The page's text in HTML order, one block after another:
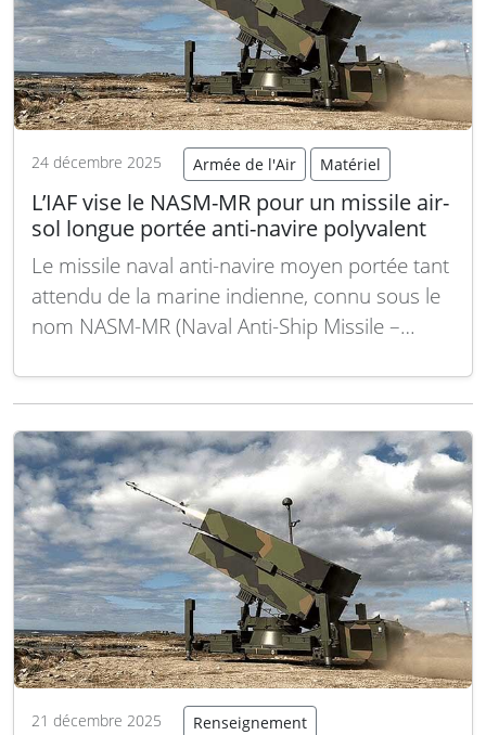
24 décembre 2025 Armée de l'Air Matériel
L’IAF vise le NASM-MR pour un missile air-
sol longue portée anti-navire polyvalent
Le missile naval anti-navire moyen portée tant
attendu de la marine indienne, connu sous le
nom NASM-MR (Naval Anti-Ship Missile –
Anti-Ship Missile), évolue rapidement d’un
navires vers une famille de missiles
polyvalents. Des sources proches du…
Lire la
suite
21 décembre 2025 Renseignement